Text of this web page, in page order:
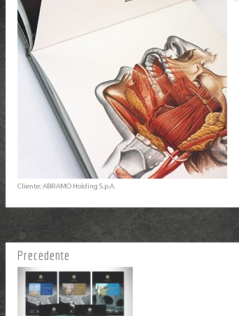
Cliente: ABRAMO Holding S.p.A.
Precedente